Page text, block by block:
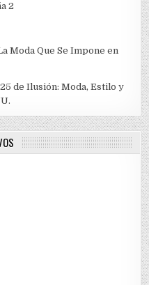
2
Moda Que Se Impone en
de Ilusión: Moda, Estilo y